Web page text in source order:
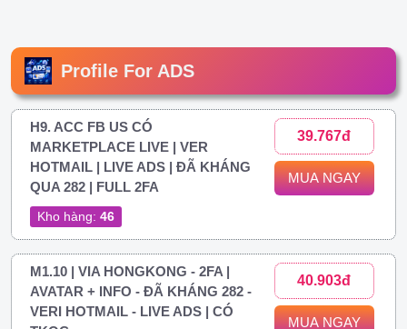
Profile For ADS
H9. ACC FB US CÓ
MARKETPLACE LIVE | VER
HOTMAIL | LIVE ADS | ĐÃ KHÁNG
QUA 282 | FULL 2FA
Kho hàng: 46
39.767đ
MUA NGAY
M1.10 | VIA HONGKONG - 2FA |
AVATAR + INFO - ĐÃ KHÁNG 282 -
VERI HOTMAIL - LIVE ADS | CÓ
40.903đ
MUA NGAY